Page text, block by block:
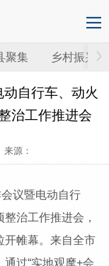
聚集 乡村振兴
自行车、动火
治工作推进会
源：
议暨电动自行
治工作推进会，
开帷幕。来自全市
过“实地观摩+会